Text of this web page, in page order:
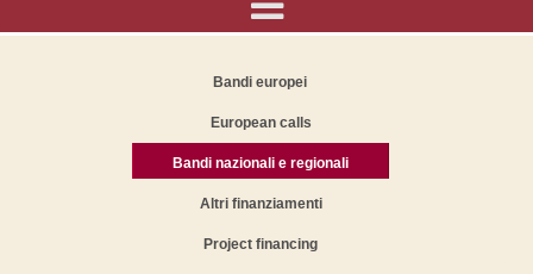
Bandi europei
European calls
Bandi nazionali e regionali
Altri finanziamenti
Project financing